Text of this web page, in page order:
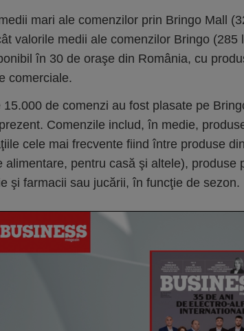
mari ale comenzilor prin Bringo Mall
valorile medii ale comenzilor Bringo (285
în 30 de oraşe din România, cu
comerciale.
15.000 de comenzi au fost plasate pe
Comenzile includ, în medie,
cele mai frecvente fiind între produse
alimentare, pentru casă şi altele), produse
şi farmacii sau jucării, în funcţie de sezon.